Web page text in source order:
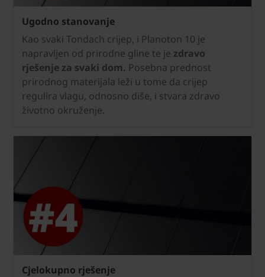
Ugodno stanovanje
Kao svaki Tondach crijep, i Planoton 10 je
napravljen od prirodne gline te je zdravo
rješenje za svaki dom. Posebna prednost
prirodnog materijala leži u tome da crijep
regulira vlagu, odnosno diše, i stvara zdravo
životno okruženje.
Cjelokupno rješenje